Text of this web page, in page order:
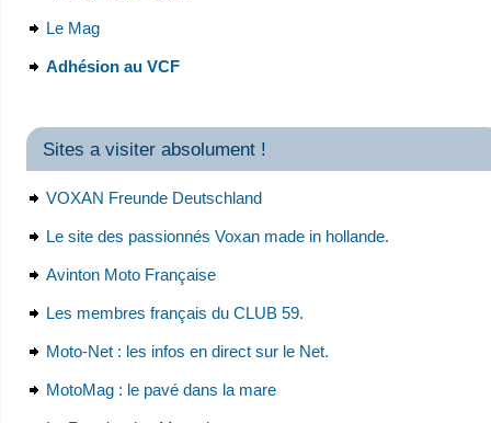
Le Mag
Adhésion au VCF
Sites a visiter absolument !
VOXAN Freunde Deutschland
Le site des passionnés Voxan made in hollande.
Avinton Moto Française
Les membres français du CLUB 59.
Moto-Net : les infos en direct sur le Net.
MotoMag : le pavé dans la mare